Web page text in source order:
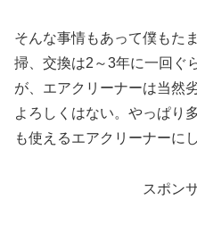
そんな事情もあって僕もた
掃、交換は2～3年に一回ぐ
が、エアクリーナーは当然
よろしくはない。やっぱり
も使えるエアクリーナーに
スポン